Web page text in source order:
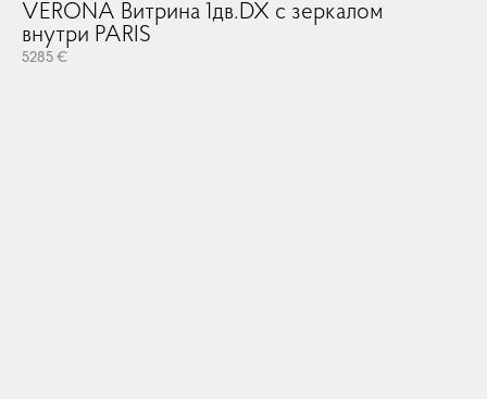
VERONA Витрина 1дв.DX с зеркалом
внутри PARIS
5285 €